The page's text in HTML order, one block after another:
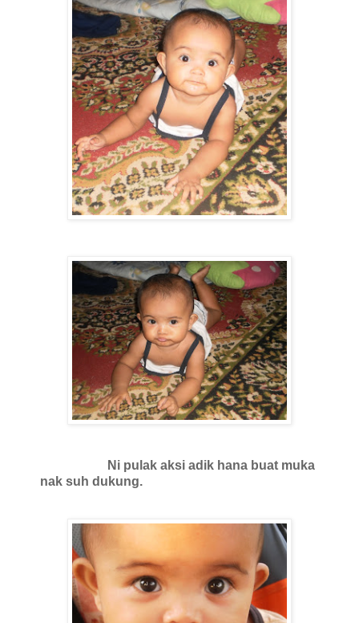
Ni pulak aksi adik hana buat muka
nak suh dukung.